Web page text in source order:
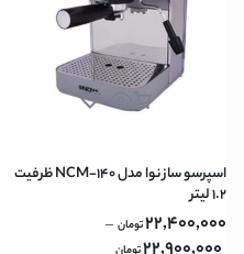
اسپرسو ساز نوا مدل NCM-140 ظرفیت
۱.۲ لیتر
22,400,000تومان –